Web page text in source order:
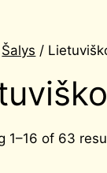
Šalys /
1–16 of 63